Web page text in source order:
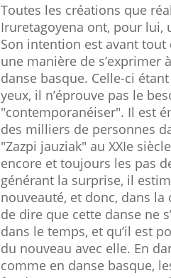
Toutes les créations que
Iruretagoyena ont, pour lui,
Son intention est avant tout
une manière de s’exprimer
danse basque. Celle-ci
yeux, il n’éprouve pas le
"contemporanéiser". Il est
des milliers de personnes
"Zazpi jauziak" au XXIe
encore et toujours les pas
générant la surprise, il
nouveauté, et donc, dans la
de dire que cette danse ne
dans le temps, et qu’il est
du nouveau avec elle. En
comme en danse basque,